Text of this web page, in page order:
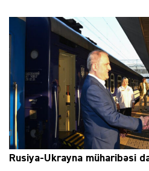
Rusiya-Ukrayna müharibəsi